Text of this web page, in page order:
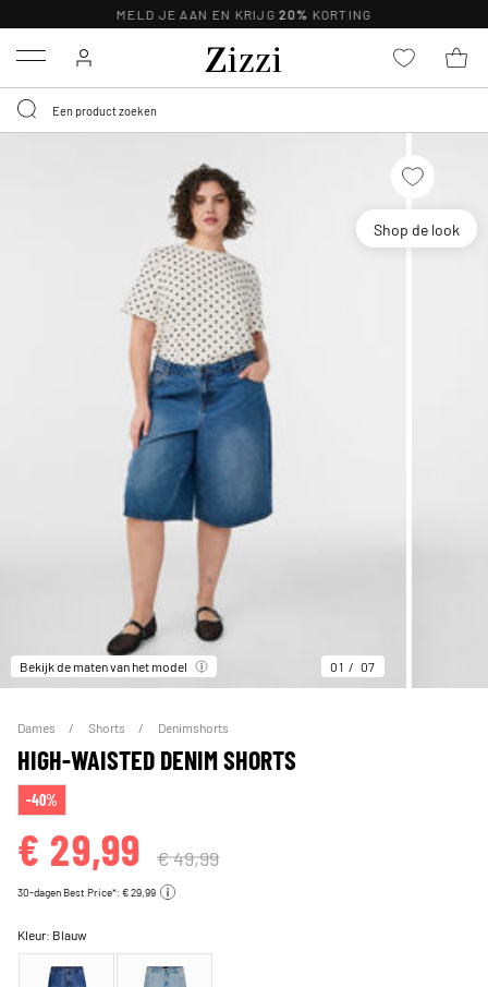
MELD JE AAN EN KRIJG 20% KORTING
Menu
Shop de look
Bekijk de maten van het model 01 07
Dames Shorts Denimshorts
HIGH-WAISTED DENIM SHORTS
-40%
€ 29,99 € 49,99
30-dagen Best Price*: € 29,99
Kleur: Blauw